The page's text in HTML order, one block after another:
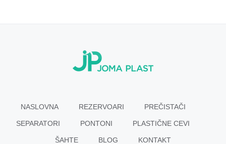
NASLOVNA REZERVOARI PREČISTAČI
SEPARATORI PONTONI PLASTIČNE CEVI
ŠAHTE BLOG KONTAKT